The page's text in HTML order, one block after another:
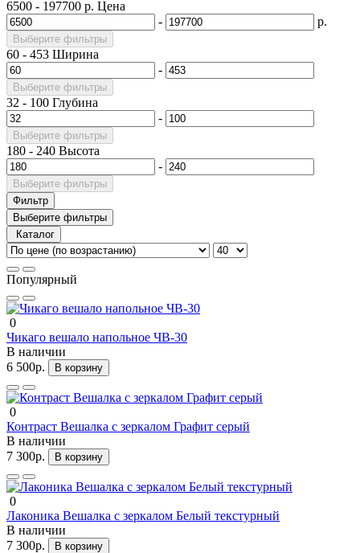
6500 - 197700 р. Цена
-
р.
Выберите фильтры
60 - 453 Ширина
-
Выберите фильтры
32 - 100 Глубина
-
Выберите фильтры
180 - 240 Высота
-
Выберите фильтры
Фильтр
Выберите фильтры
Каталог
Популярный
0
Чикаго вешало напольное ЧВ-30
В наличии
6 500р.
В корзину
0
Контраст Вешалка с зеркалом Графит серый
В наличии
7 300р.
В корзину
0
Лаконика Вешалка с зеркалом Белый текстурный
В наличии
7 300р.
В корзину